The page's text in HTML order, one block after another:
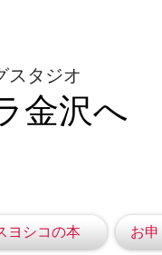
スタジオ
金沢へ
ヨシコの本 お